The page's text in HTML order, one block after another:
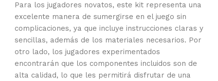
Para los jugadores novatos, este kit representa una
excelente manera de sumergirse en el juego sin
complicaciones, ya que incluye instrucciones claras y
sencillas, además de los materiales necesarios. Por
otro lado, los jugadores experimentados
encontrarán que los componentes incluidos son de
alta calidad, lo que les permitirá disfrutar de una